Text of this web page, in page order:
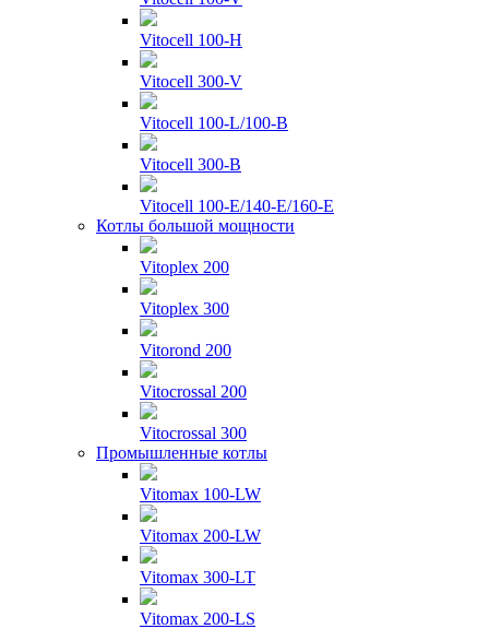
Vitocell 100-H
Vitocell 300-V
Vitocell 100-L/100-B
Vitocell 300-B
Vitocell 100-E/140-E/160-E
Котлы большой мощности
Vitoplex 200
Vitoplex 300
Vitorond 200
Vitocrossal 200
Vitocrossal 300
Промышленные котлы
Vitomax 100-LW
Vitomax 200-LW
Vitomax 300-LT
Vitomax 200-LS